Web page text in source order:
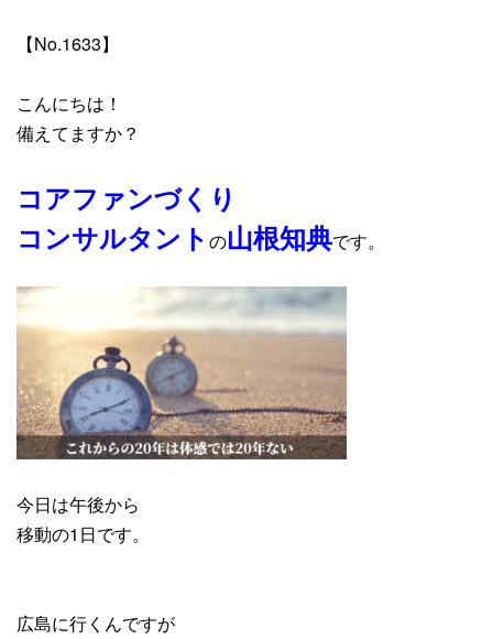
【No.1633】
こんにちは！
備えてますか？
コアファンづくり
コンサルタント の山根知典です。
今日は午後から
移動の1日です。
広島に行くんですが